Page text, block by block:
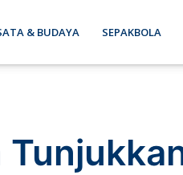
& BUDAYA SEPAKBOLA